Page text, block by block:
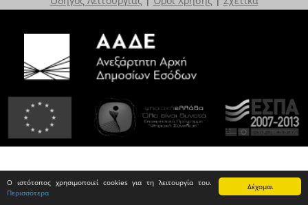
Δέχομαι
Ο ιστότοπος χρησιμοποιεί cookies για τη λειτουργία του.
Περισσότερα